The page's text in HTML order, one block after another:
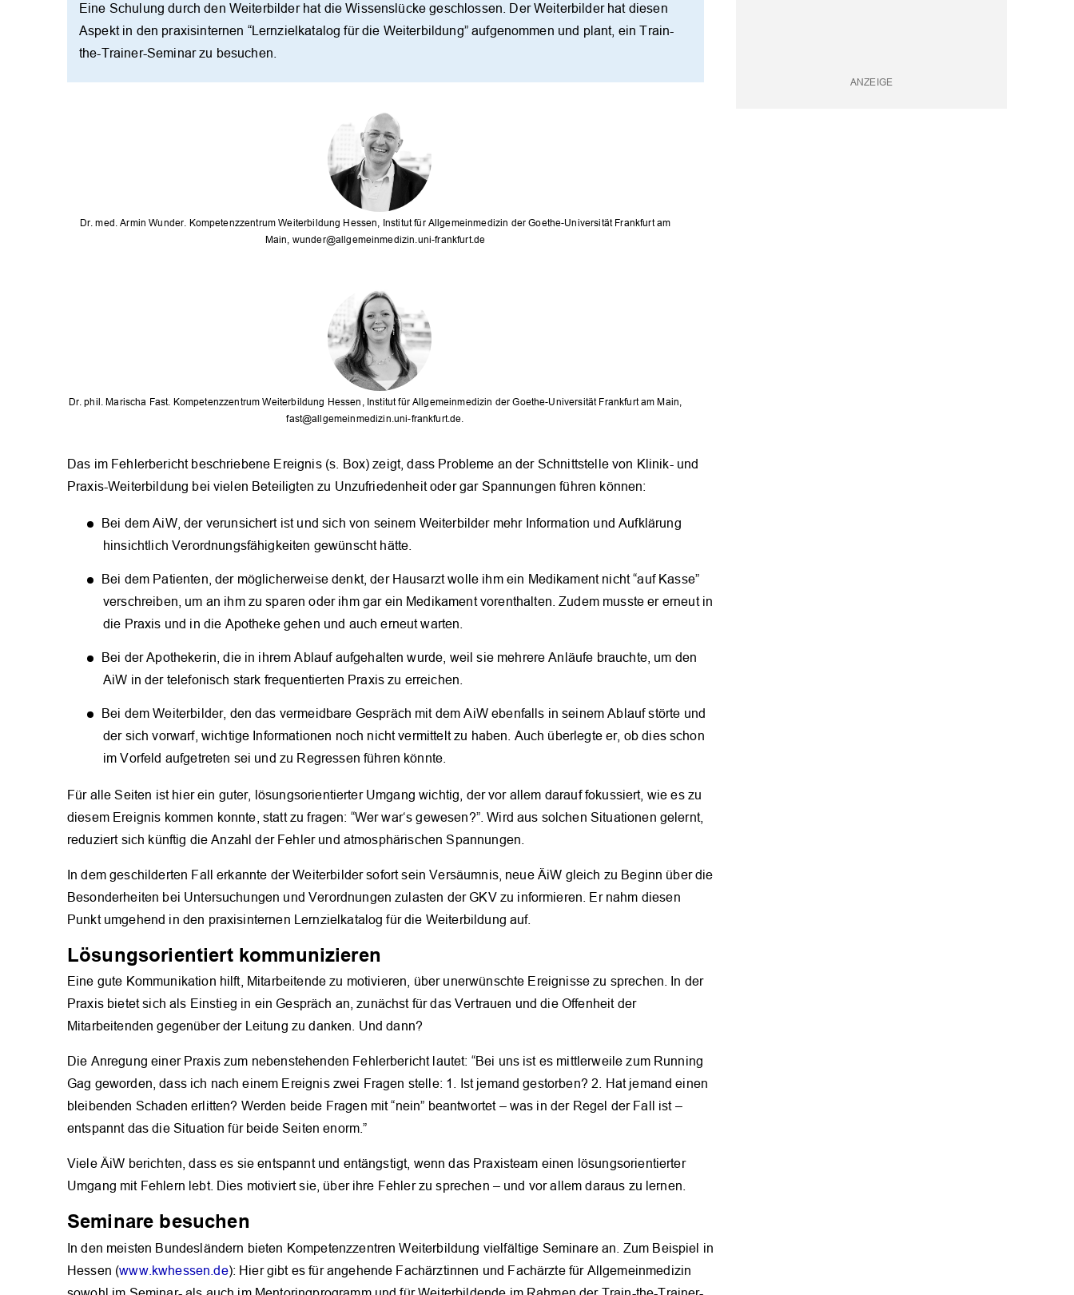
OK
Eine Schulung durch den Weiterbilder hat die Wissenslücke geschlossen. Der Weiterbilder hat diesen
Aspekt in den praxisinternen “Lernzielkatalog für die Weiterbildung” aufgenommen und plant, ein Train-
the-Trainer-Seminar zu besuchen.
Dr. med. Armin Wunder. Kompetenzzentrum Weiterbildung Hessen, Institut für Allgemeinmedizin der Goethe-Universität Frankfurt am
Main, wunder@allgemeinmedizin.uni-frankfurt.de
Dr. phil. Marischa Fast. Kompetenzzentrum Weiterbildung Hessen, Institut für Allgemeinmedizin der Goethe-Universität Frankfurt am Main,
fast@allgemeinmedizin.uni-frankfurt.de.
Das im Fehlerbericht beschriebene Ereignis (s. Box) zeigt, dass Probleme an der Schnittstelle von Klinik- und
Praxis-Weiterbildung bei vielen Beteiligten zu Unzufriedenheit oder gar Spannungen führen können:
Bei dem AiW, der verunsichert ist und sich von seinem Weiterbilder mehr Information und Aufklärung
hinsichtlich Verordnungsfähigkeiten gewünscht hätte.
Bei dem Patienten, der möglicherweise denkt, der Hausarzt wolle ihm ein Medikament nicht “auf Kasse”
verschreiben, um an ihm zu sparen oder ihm gar ein Medikament vorenthalten. Zudem musste er erneut in
die Praxis und in die Apotheke gehen und auch erneut warten.
Bei der Apothekerin, die in ihrem Ablauf aufgehalten wurde, weil sie mehrere Anläufe brauchte, um den
AiW in der telefonisch stark frequentierten Praxis zu erreichen.
Bei dem Weiterbilder, den das vermeidbare Gespräch mit dem AiW ebenfalls in seinem Ablauf störte und
der sich vorwarf, wichtige Informationen noch nicht vermittelt zu haben. Auch überlegte er, ob dies schon
im Vorfeld aufgetreten sei und zu Regressen führen könnte.
Für alle Seiten ist hier ein guter, lösungsorientierter Umgang wichtig, der vor allem darauf fokussiert, wie es zu
diesem Ereignis kommen konnte, statt zu fragen: “Wer war‘s gewesen?”. Wird aus solchen Situationen gelernt,
reduziert sich künftig die Anzahl der Fehler und atmosphärischen Spannungen.
In dem geschilderten Fall erkannte der Weiterbilder sofort sein Versäumnis, neue ÄiW gleich zu Beginn über die
Besonderheiten bei Untersuchungen und Verordnungen zulasten der GKV zu informieren. Er nahm diesen
Punkt umgehend in den praxisinternen Lernzielkatalog für die Weiterbildung auf.
Lösungsorientiert kommunizieren
Eine gute Kommunikation hilft, Mitarbeitende zu motivieren, über unerwünschte Ereignisse zu sprechen. In der
Praxis bietet sich als Einstieg in ein Gespräch an, zunächst für das Vertrauen und die Offenheit der
Mitarbeitenden gegenüber der Leitung zu danken. Und dann?
Die Anregung einer Praxis zum nebenstehenden Fehlerbericht lautet: “Bei uns ist es mittlerweile zum Running
Gag geworden, dass ich nach einem Ereignis zwei Fragen stelle: 1. Ist jemand gestorben? 2. Hat jemand einen
bleibenden Schaden erlitten? Werden beide Fragen mit “nein” beantwortet – was in der Regel der Fall ist –
entspannt das die Situation für beide Seiten enorm.”
Viele ÄiW berichten, dass es sie entspannt und entängstigt, wenn das Praxisteam einen lösungsorientierter
Umgang mit Fehlern lebt. Dies motiviert sie, über ihre Fehler zu sprechen – und vor allem daraus zu lernen.
Seminare besuchen
In den meisten Bundesländern bieten Kompetenzzentren Weiterbildung vielfältige Seminare an. Zum Beispiel in
Hessen (www.kwhessen.de): Hier gibt es für angehende Fachärztinnen und Fachärzte für Allgemeinmedizin